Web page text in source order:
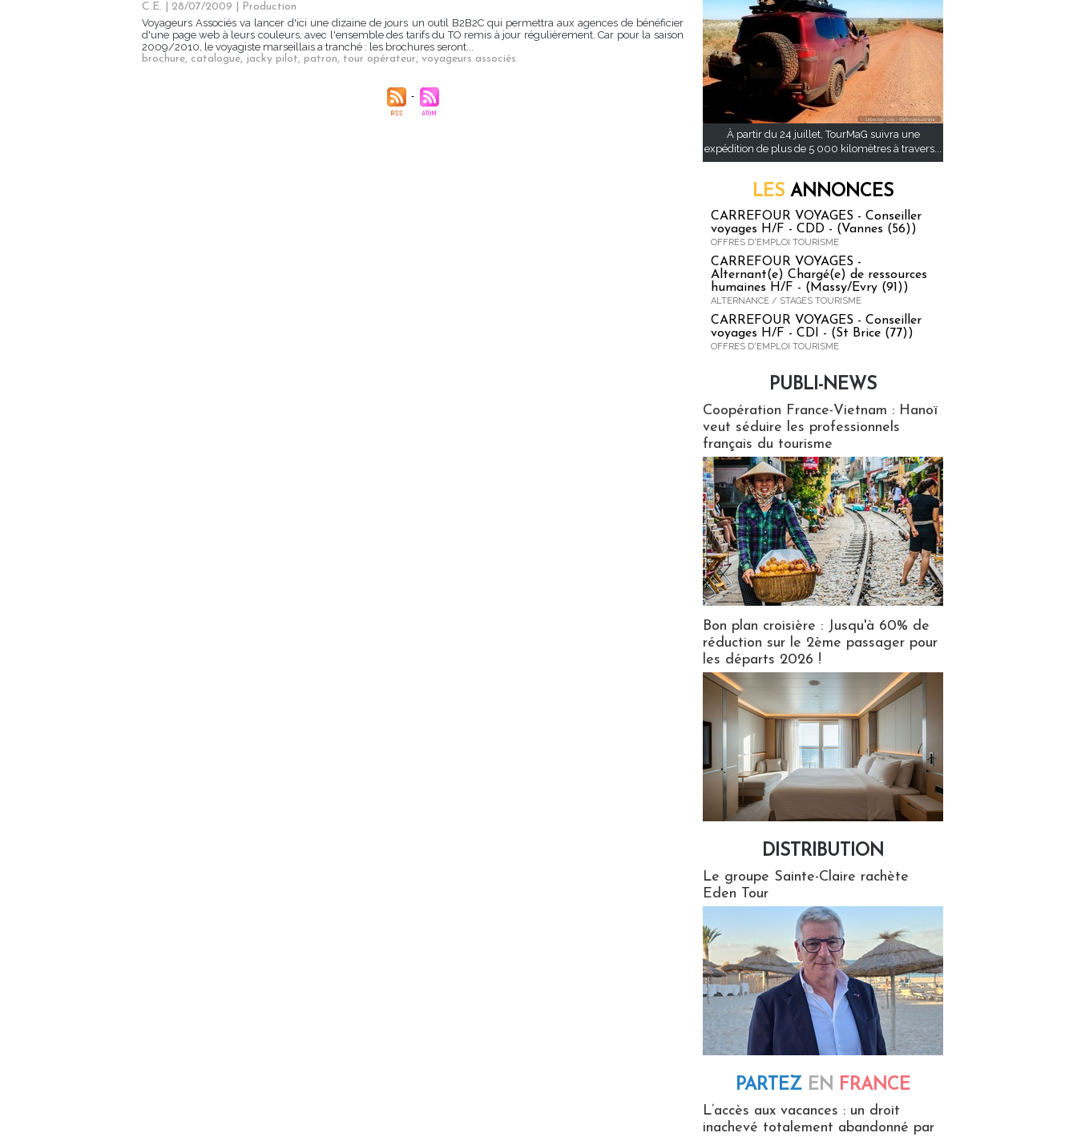
C.E. | 28/07/2009
Production
Voyageurs Associés va lancer d'ici une dizaine de jours un outil B2B2C qui permettra aux agences de bénéficier
d'une page web à leurs couleurs, avec l'ensemble des tarifs du TO remis à jour régulièrement. Car pour la saison
2009/2010, le voyagiste marseillais a tranché : les brochures seront...
brochure, catalogue, jacky pilot, patron, tour opérateur, voyageurs associés
À partir du 24 juillet, TourMaG suivra une
expédition de plus de 5 000 kilomètres à travers...
LES ANNONCES
CARREFOUR VOYAGES - Conseiller
voyages H/F - CDD - (Vannes (56))
OFFRES D'EMPLOI TOURISME
CARREFOUR VOYAGES -
Alternant(e) Chargé(e) de ressources
humaines H/F - (Massy/Evry (91))
ALTERNANCE / STAGES TOURISME
CARREFOUR VOYAGES - Conseiller
voyages H/F - CDI - (St Brice (77))
OFFRES D'EMPLOI TOURISME
PUBLI-NEWS
Coopération France-Vietnam : Hanoï
veut séduire les professionnels
français du tourisme
Bon plan croisière : Jusqu'à 60% de
réduction sur le 2ème passager pour
les départs 2026 !
DISTRIBUTION
Le groupe Sainte-Claire rachète
Eden Tour
PARTEZ EN FRANCE
L’accès aux vacances : un droit
inachevé totalement abandonné par